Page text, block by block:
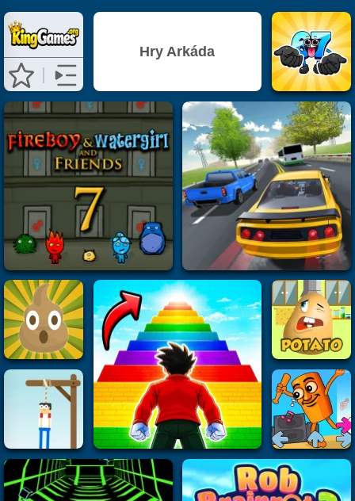
Hry Arkáda